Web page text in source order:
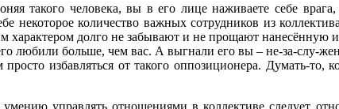
такого человека, вы в его лице наживаете себе
некоторое количество важных сотрудников из
характером долго не забывают и не прощают нанесённую
любили больше, чем вас. А выгнали его вы – не-за-слу-
избавляться от такого оппозиционера. Думать-
управлять отношениями в коллективе следует